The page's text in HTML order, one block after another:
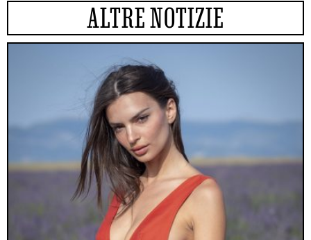
ALTRE NOTIZIE